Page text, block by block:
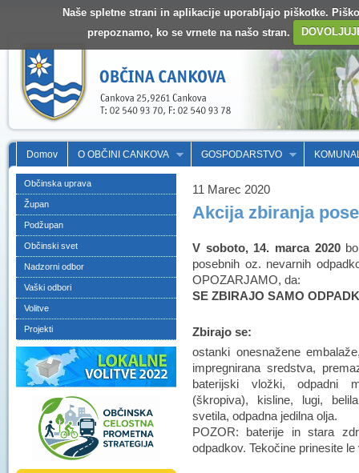
Naše spletne strani in aplikacije uporabljajo piškotke.
prepoznamo, ko se vrnete na našo stran.
Domov O OBČINI CANKOVA GOSPODARSTVO
Občinska uprava
Župan
Podžupan
Občinski svet
Nadzorni odbor
Vaški odbori
Volitve
Projekti
11 Marec 2020
Akcija zbiranja
V soboto, 14. marca 2020bo
posebnih oz. nevarnih
OPOZARJAMO, da:
SE ZBIRAJO SAMO
Zbirajo se:
ostanki onesnažene
impregnirana sredstva,
baterijski vložki, odpadni
(škropiva), kisline, lugi,
svetila, odpadna jedilna olja.
POZOR: baterije in stara
odpadkov. Tekočine prinesite